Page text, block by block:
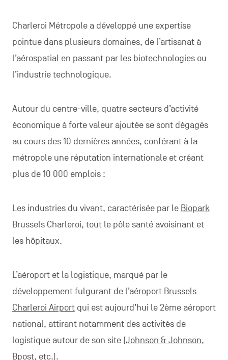
Charleroi Métropole a développé une expertise
pointue dans plusieurs domaines, de l’artisanat à
l’aérospatial en passant par les biotechnologies ou
l’industrie technologique.
Autour du centre-ville, quatre secteurs d’activité
économique à forte valeur ajoutée se sont dégagés
au cours des 10 dernières années, conférant à la
métropole une réputation internationale et créant
plus de 10 000 emplois :
Les industries du vivant, caractérisée par le Biopark
Brussels Charleroi, tout le pôle santé avoisinant et
les hôpitaux.
L’aéroport et la logistique, marqué par le
développement fulgurant de l’aéroportBrussels
Charleroi Airportqui est aujourd’hui le 2ème aéroport
national, attirant notamment des activités de
logistique autour de son site (Johnson & Johnson,
Bpost, etc.).